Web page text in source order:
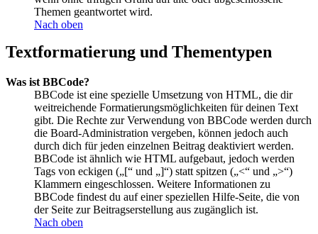
Themen geantwortet wird.
Nach oben
Textformatierung und Thementypen
Was ist BBCode?
BBCode ist eine spezielle Umsetzung von HTML, die dir
weitreichende Formatierungsmöglichkeiten für deinen Text
gibt. Die Rechte zur Verwendung von BBCode werden durch
die Board-Administration vergeben, können jedoch auch
durch dich für jeden einzelnen Beitrag deaktiviert werden.
BBCode ist ähnlich wie HTML aufgebaut, jedoch werden
Tags von eckigen („[“ und „]“) statt spitzen („<“ und „>“)
Klammern eingeschlossen. Weitere Informationen zu
BBCode findest du auf einer speziellen Hilfe-Seite, die von
der Seite zur Beitragserstellung aus zugänglich ist.
Nach oben